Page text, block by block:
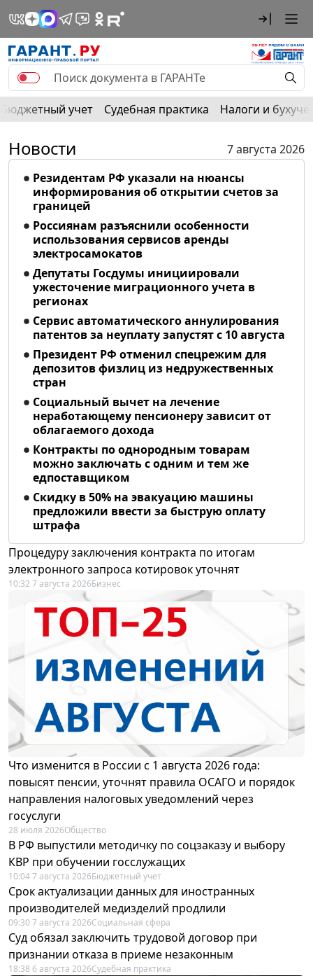
Бюджетный учет Судебная практика Налоги и
Новости
7 августа 2026
Резидентам РФ указали на нюансы
информирования об открытии счетов за
границей
Россиянам разъяснили особенности
использования сервисов аренды
электросамокатов
Депутаты Госдумы инициировали
ужесточение миграционного учета в
регионах
Сервис автоматического аннулирования
патентов за неуплату запустят с 10 августа
Президент РФ отменил спецрежим для
депозитов физлиц из недружественных
стран
Социальный вычет на лечение
неработающему пенсионеру зависит от
облагаемого дохода
Контракты по однородным товарам
можно заключать с одним и тем же
едпоставщиком
Скидку в 50% на эвакуацию машины
предложили ввести за быструю оплату
штрафа
Процедуру заключения контракта по итогам
электронного запроса котировок уточнят
10:32 7 августа 2026Бизнес
Что изменится в России с 1 августа 2026 года:
повысят пенсии, уточнят правила ОСАГО и порядок
направления налоговых уведомлений через
госуслуги
28 июля 2026Общество
В РФ выпустили методичку по соцзаказу и выбору
КВР при обучении госслужащих
10:04 7 августа 2026Бюджетный учет
Срок актуализации данных для иностранных
производителей медизделий продлили
09:30 7 августа 2026Социальная сфера
Суд обязал заключить трудовой договор при
признании отказа в приеме незаконным
18:38 6 августа 2026Судебная практика